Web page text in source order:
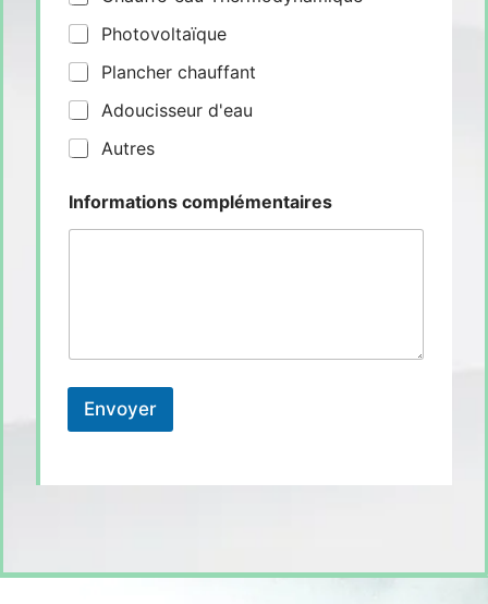
Photovoltaïque
Plancher chauffant
Adoucisseur d'eau
Autres
Informations complémentaires
Envoyer